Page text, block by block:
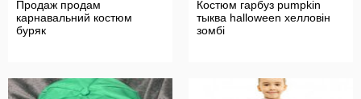
Продаж продам
карнавальний костюм
буряк
Костюм гарбуз pumpkin
тыква halloween хелловін
зомбі